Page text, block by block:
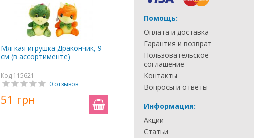
Мягкая игрушка Дракончик, 9
см (в ассортименте)
Код 115621
0 отзывов
51 грн
Помощь:
Оплата и доставка
Гарантия и возврат
Пользовательское
соглашение
Контакты
Вопросы и ответы
Информация:
Акции
Статьи